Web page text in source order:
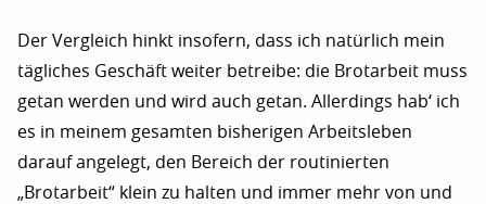
Der Vergleich hinkt insofern, dass ich natürlich mein
tägliches Geschäft weiter betreibe: die Brotarbeit muss
getan werden und wird auch getan. Allerdings hab‘ ich
es in meinem gesamten bisherigen Arbeitsleben
darauf angelegt, den Bereich der routinierten
„Brotarbeit“ klein zu halten und immer mehr von und